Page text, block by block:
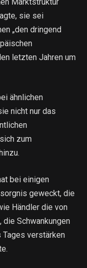
sie sei
„den dringend
letzten Jahren um
ähnlichen
nicht nur das
zum
bei einigen
geweckt, die
Händler die von
die Schwankungen
Tages verstärken